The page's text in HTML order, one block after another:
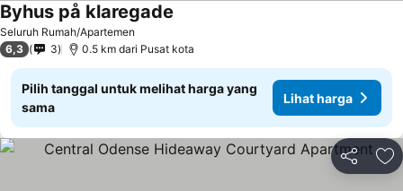
Seluruh Rumah/Apartemen
Byhus på klaregade
6,3 3 0.5 km dari Pusat kota
Pilih tanggal untuk melihat harga yang
sama
Lihat harga
Bagikan